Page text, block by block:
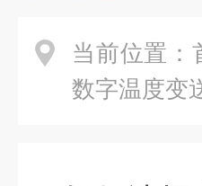
当前位置：
数字温度变